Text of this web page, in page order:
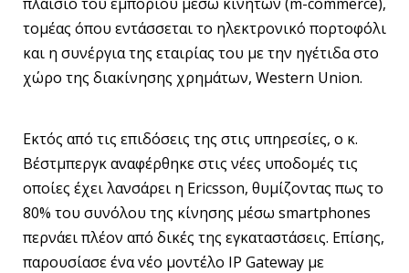
τομέας όπου εντάσσεται το ηλεκτρονικό πορτοφόλι
και η συνέργια της εταιρίας του με την ηγέτιδα στο
χώρο της διακίνησης χρημάτων, Western Union.
Εκτός από τις επιδόσεις της στις υπηρεσίες, ο κ.
Βέστμπεργκ αναφέρθηκε στις νέες υποδομές τις
οποίες έχει λανσάρει η Ericsson, θυμίζοντας πως το
80% του συνόλου της κίνησης μέσω smartphones
περνάει πλέον από δικές της εγκαταστάσεις. Επίσης,
παρουσίασε ένα νέο μοντέλο IP Gateway με